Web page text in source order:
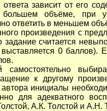
зависит от его
большем объёме, при
ответить в меньшем
произведения с
задание считается
0
к другому
инициалы
для адекватного
А.К. Толстой и А.Н.